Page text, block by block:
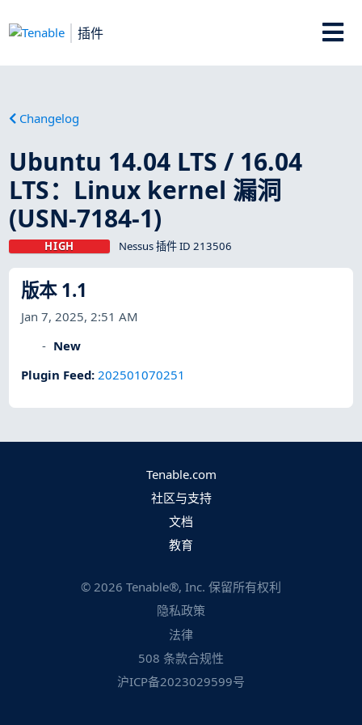
插件
Changelog
Ubuntu 14.04 LTS / 16.04
LTS：Linux kernel 漏洞
(USN-7184-1)
HIGH Nessus 插件 ID 213506
版本 1.1
Jan 7, 2025, 2:51 AM
New
Plugin Feed:202501070251
Tenable.com
社区与支持
文档
教育
© 2026 Tenable®, Inc. 保留所有权利
隐私政策
法律
508 条款合规性
沪ICP备2023029599号